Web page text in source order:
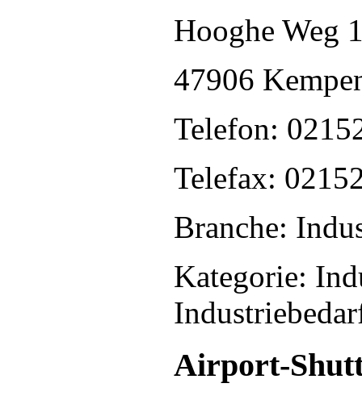
Hooghe Weg
47906
Telefon:
Telefax:
Branche:
Kategorie:
Airport-